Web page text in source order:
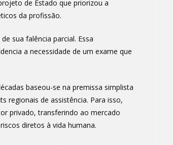
de Estado que priorizou a
da profissão.
sua falência parcial. Essa
a necessidade de um exame que
baseou-se na premissa simplista
regionais de assistência. Para isso,
privado, transferindo ao mercado
diretos à vida humana.